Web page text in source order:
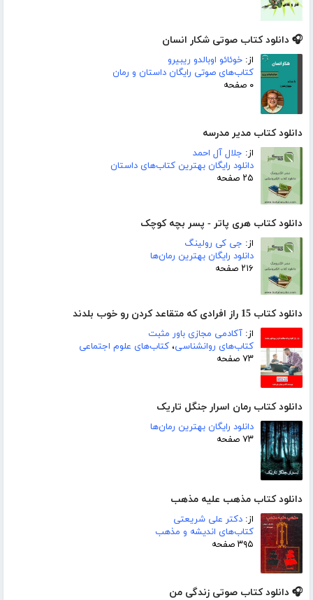
🎧 دانلود کتاب صوتی شکار انسان
از: خوئائو اوبالدو ریبیرو
کتاب‌های صوتی رایگان داستان و رمان
۰ صفحه
دانلود کتاب مدیر مدرسه
از: جلال آل احمد
دانلود رایگان بهترین کتاب‌های داستان
۲۵ صفحه
دانلود کتاب هری پاتر - پسر بچه کوچک
از: جی کی رولینگ
دانلود رایگان بهترین رمان‌ها
۲۱۶ صفحه
دانلود کتاب 15 راز افرادی که متقاعد کردن رو خوب بلدند
از: آکادمی مجازی باور مثبت
کتاب‌های روانشناسی، کتاب‌های علوم اجتماعی
۷۳ صفحه
دانلود کتاب رمان اسرار جنگل تاریک
دانلود رایگان بهترین رمان‌ها
۷۳ صفحه
دانلود کتاب مذهب علیه مذهب
از: دکتر علی شریعتی
کتاب‌های اندیشه و مذهب
۳۹۵ صفحه
🎧 دانلود کتاب صوتی زندگی من